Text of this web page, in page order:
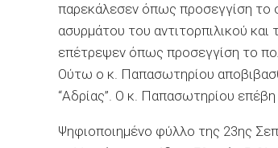
παρεκάλεσεν όπως προσεγγίση το
ασυρμάτου του αντιτορπιλικού και
επέτρεψεν όπως προσεγγίση το
Ούτω ο κ. Παπασωτηρίου
‘‘Αδρίας’’. Ο κ. Παπασωτηρίου
Ψηφιοποιημένο φύλλο της 23ης